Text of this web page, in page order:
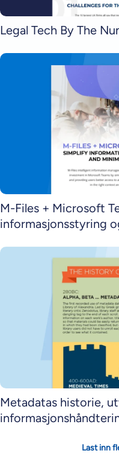
Legal Tech By The
M-Files + Microsoft
informasjonsstyring
Metadatas historie,
Last inn